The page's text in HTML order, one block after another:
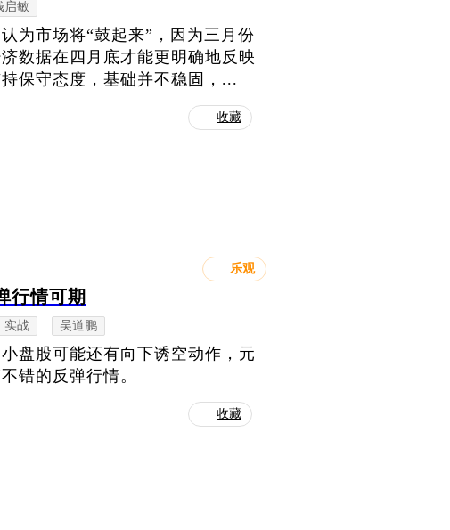
启敏
为市场将“鼓起来”，因为三月份
数据在四月底才能更明确地反映
保守态度，基础并不稳固，...
收藏
乐观
行情可期
实战 吴道鹏
盘股可能还有向下诱空动作，元
错的反弹行情。
收藏